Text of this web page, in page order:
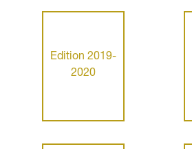
Edition 2019-
2020